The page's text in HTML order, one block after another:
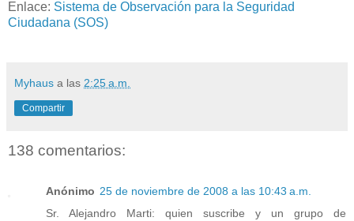
Enlace: Sistema de Observación para la Seguridad
Ciudadana (SOS)
Myhaus a las 2:25 a.m.
Compartir
138 comentarios:
Anónimo 25 de noviembre de 2008 a las 10:43 a.m.
Sr. Alejandro Marti: quien suscribe y un grupo de